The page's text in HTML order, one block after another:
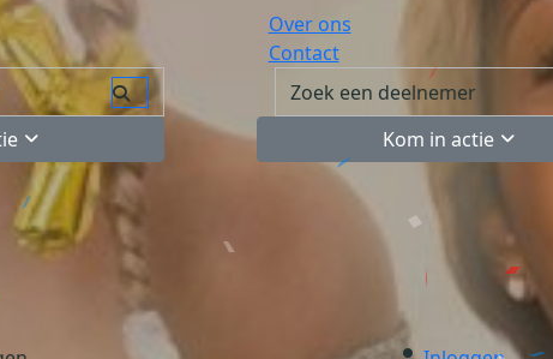
Over ons
Contact
Kom in actie